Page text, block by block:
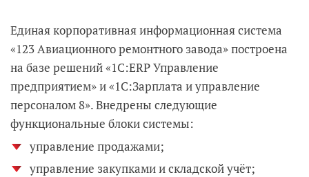
Единая корпоративная информационная система
«123 Авиационного ремонтного завода» построена
на базе решений «1C:ERP Управление
предприятием» и «1С:Зарплата и управление
персоналом 8». Внедрены следующие
функциональные блоки системы:
управление продажами;
управление закупками и складской учёт;